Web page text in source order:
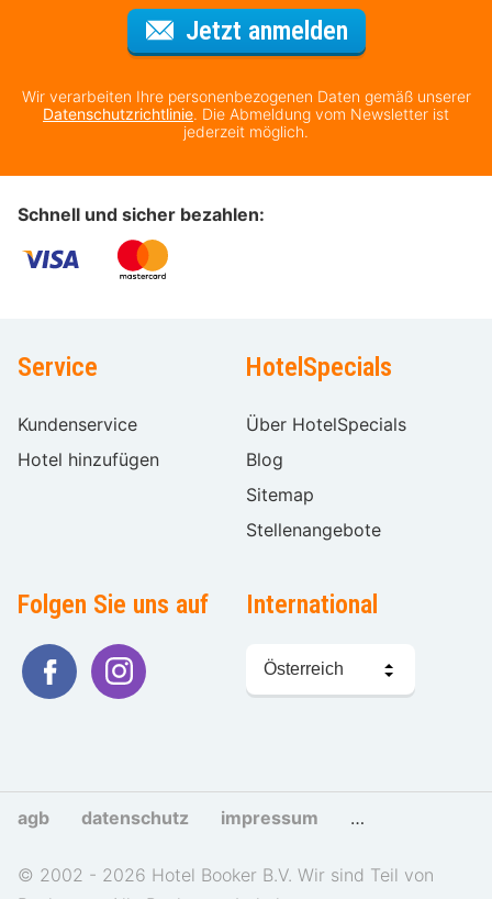
Jetzt anmeldenFür den
Wir verarbeiten Ihre personenbezogenen Daten gemäß unserer
Datenschutzrichtlinie. Die Abmeldung vom Newsletter ist
jederzeit möglich.
Schnell und sicher bezahlen:
Service
Kundenservice
Hotel hinzufügen
HotelSpecials
Über HotelSpecials
Blog
Sitemap
Stellenangebote
Folgen Sie uns auf International
Sprache
wählen
agb datenschutz impressum cookies und
© 2002 - 2026 Hotel Booker B.V. Wir sind Teil von